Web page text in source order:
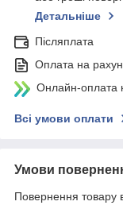
Детальніше
Післяплата
Оплата на
Онлайн-оплата
Всі умови оплати
Умови
Повернення товару